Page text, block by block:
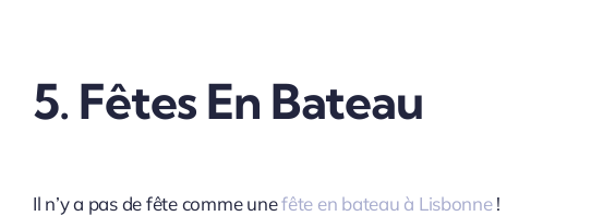
5. Fêtes En Bateau
Il n’y a pas de fête comme unefête en bateau à Lisbonne!